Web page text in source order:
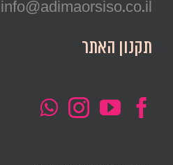
info@adimaorsiso.co.il
תקנון האתר